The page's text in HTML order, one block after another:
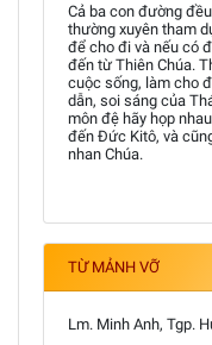
Cả ba con đường
thường xuyên tham
để cho đi và nếu có
đến từ Thiên Chúa.
cuộc sống, làm cho
dẫn, soi sáng của
môn đệ hãy họp
đến Đức Kitô, và
nhan Chúa.
TỪ MẢNH VỠ
Lm. Minh Anh, Tgp.